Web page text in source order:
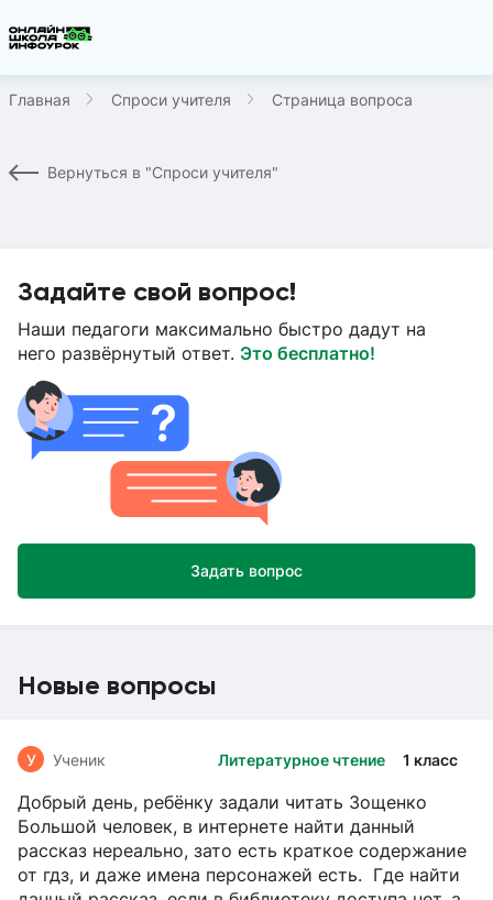
Главная Спроси учителя Страница вопроса
Вернуться в "Спроси учителя"
Задайте свой вопрос!
Наши педагоги максимально быстро дадут на
него развёрнутый ответ. Это бесплатно!
Задать вопрос
Новые вопросы
Литературное чтение 1 класс
У Ученик
Добрый день, ребёнку задали читать Зощенко
Большой человек, в интернете найти данный
рассказ нереально, зато есть краткое содержание
от гдз, и даже имена персонажей есть. Где найти